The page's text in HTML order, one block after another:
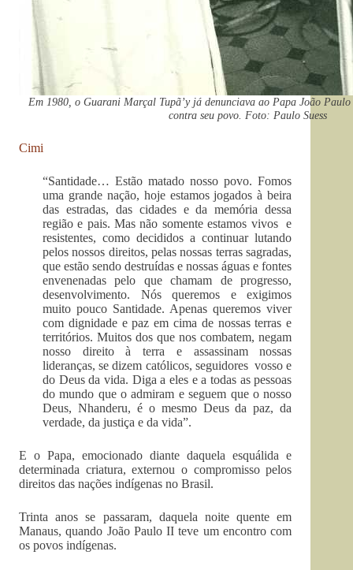
Em 1980, o Guarani Marçal Tupã’y já denunciava ao Papa João
contra seu povo. Foto: Paulo Suess
Cimi
“Santidade… Estão matado nosso povo. Fomos
uma grande nação, hoje estamos jogados à beira
das estradas, das cidades e da memória dessa
região e pais. Mas não somente estamos vivos e
resistentes, como decididos a continuar lutando
pelos nossos direitos, pelas nossas terras sagradas,
que estão sendo destruídas e nossas águas e fontes
envenenadas pelo que chamam de progresso,
desenvolvimento. Nós queremos e exigimos
muito pouco Santidade. Apenas queremos viver
com dignidade e paz em cima de nossas terras e
territórios. Muitos dos que nos combatem, negam
nosso direito à terra e assassinam nossas
lideranças, se dizem católicos, seguidores vosso e
do Deus da vida. Diga a eles e a todas as pessoas
do mundo que o admiram e seguem que o nosso
Deus, Nhanderu, é o mesmo Deus da paz, da
verdade, da justiça e da vida”.
E o Papa, emocionado diante daquela esquálida e
determinada criatura, externou o compromisso pelos
direitos das nações indígenas no Brasil.
Trinta anos se passaram, daquela noite quente em
Manaus, quando João Paulo II teve um encontro com
os povos indígenas.